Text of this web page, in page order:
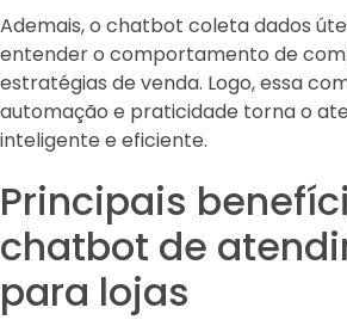
Ademais, o chatbot coleta dados
entender o comportamento de
estratégias de venda. Logo, essa
automação e praticidade torna o
inteligente e eficiente.
Principais
chatbot de
para lojas